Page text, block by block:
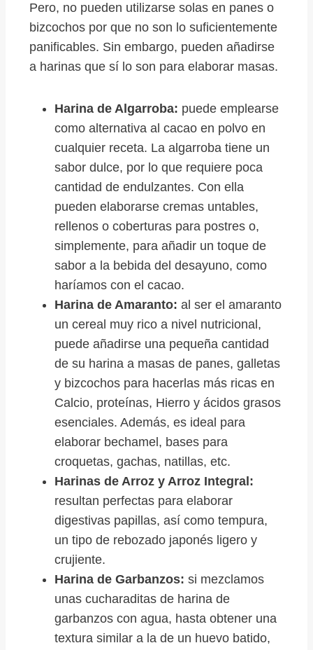
Pero, no pueden utilizarse solas en panes o
bizcochos por que no son lo suficientemente
panificables. Sin embargo, pueden añadirse
a harinas que sí lo son para elaborar masas.
Harina de Algarroba: puede emplearse
como alternativa al cacao en polvo en
cualquier receta. La algarroba tiene un
sabor dulce, por lo que requiere poca
cantidad de endulzantes. Con ella
pueden elaborarse cremas untables,
rellenos o coberturas para postres o,
simplemente, para añadir un toque de
sabor a la bebida del desayuno, como
haríamos con el cacao.
Harina de Amaranto: al ser el amaranto
un cereal muy rico a nivel nutricional,
puede añadirse una pequeña cantidad
de su harina a masas de panes, galletas
y bizcochos para hacerlas más ricas en
Calcio, proteínas, Hierro y ácidos grasos
esenciales. Además, es ideal para
elaborar bechamel, bases para
croquetas, gachas, natillas, etc.
Harinas de Arroz y Arroz Integral:
resultan perfectas para elaborar
digestivas papillas, así como tempura,
un tipo de rebozado japonés ligero y
crujiente.
Harina de Garbanzos: si mezclamos
unas cucharaditas de harina de
garbanzos con agua, hasta obtener una
textura similar a la de un huevo batido,